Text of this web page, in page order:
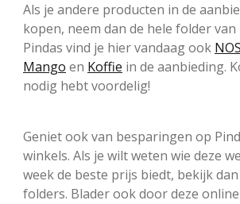
Als je andere producten in de
kopen, neem dan de hele folder
Pindas vind je hier vandaag ook NOS
Mango en Koffie in de aanbieding.
nodig hebt voordelig!
Geniet ook van besparingen op
winkels. Als je wilt weten wie deze
week de beste prijs biedt, bekijk
folders. Blader ook door deze